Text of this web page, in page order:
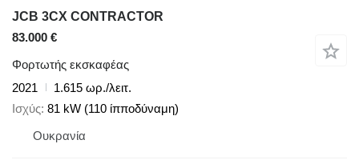
JCB 3CX CONTRACTOR
83.000 €
Φορτωτής εκσκαφέας
2021
1.615 ωρ./λειτ.
Ισχύς 81 kW (110 ίπποδύναμη)
Ουκρανία